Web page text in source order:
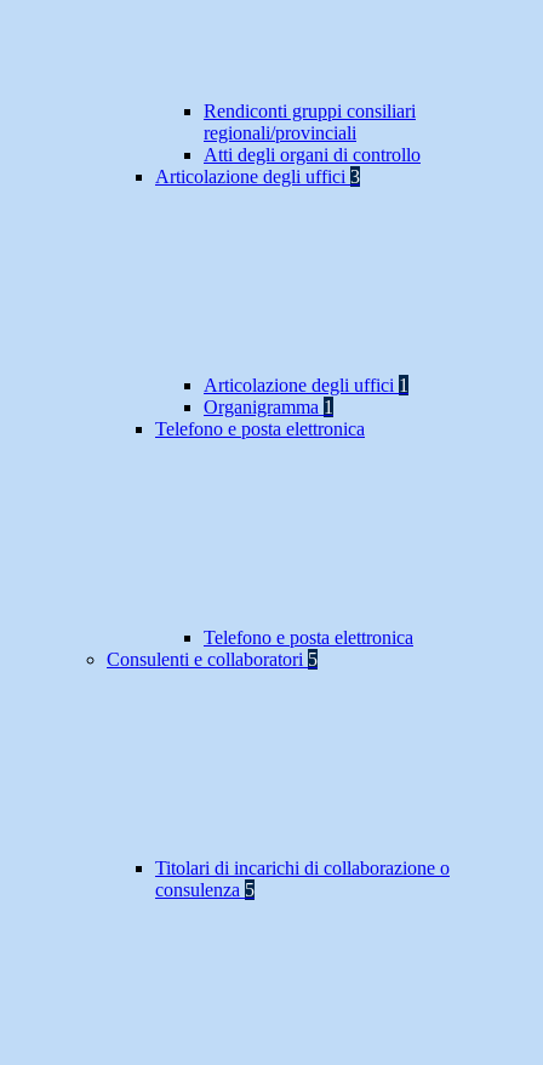
Rendiconti gruppi consiliari
regionali/provinciali
Atti degli organi di controllo
Articolazione degli uffici 3
Articolazione degli uffici 1
Organigramma 1
Telefono e posta elettronica
Telefono e posta elettronica
Consulenti e collaboratori 5
Titolari di incarichi di collaborazione o
consulenza 5